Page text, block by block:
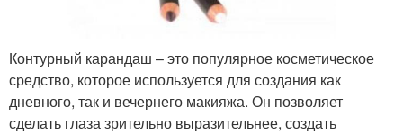
Контурный карандаш – это популярное косметическое
средство, которое используется для создания как
дневного, так и вечернего макияжа. Он позволяет
сделать глаза зрительно выразительнее, создать